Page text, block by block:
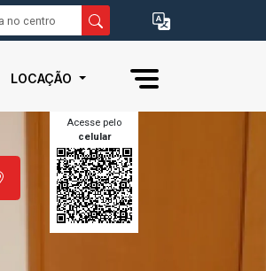
LOCAÇÃO
Acesse pelo
celular